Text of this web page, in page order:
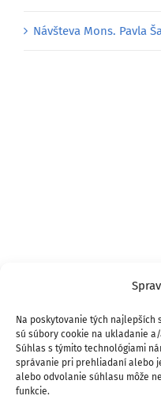
Na poskytovanie tých najlepších
sú súbory cookie na ukladanie
Súhlas s týmito technológiami
správanie pri prehliadaní alebo
alebo odvolanie súhlasu môže
funkcie.
Návšteva Mons. Pavla